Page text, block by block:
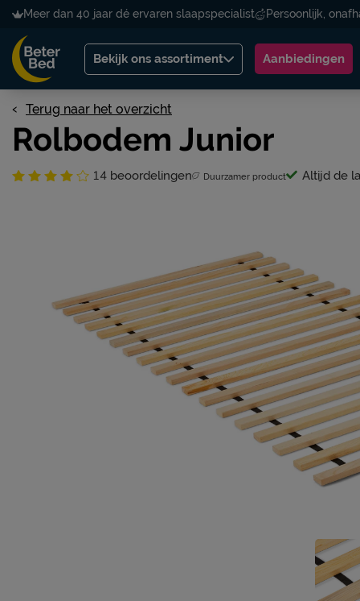
Meer dan 40 jaar dé ervaren slaapspecialist Persoonlijk,
Bekijk ons assortiment Aanbiedingen
Terug naar het overzicht
Rolbodem Junior
14 beoordelingen Duurzamer product Altijd de